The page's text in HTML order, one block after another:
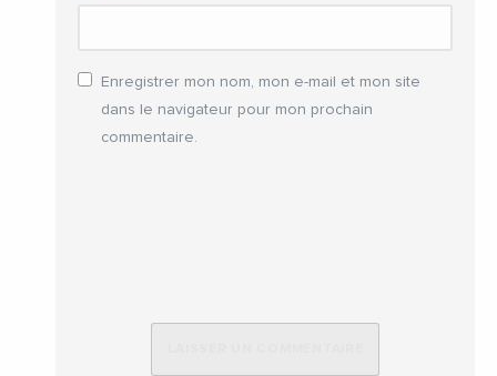
Enregistrer mon nom, mon e-mail et mon site
dans le navigateur pour mon prochain
commentaire.